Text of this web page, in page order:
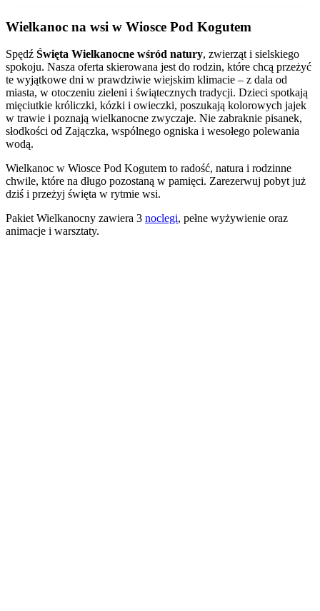
Wielkanoc na wsi w Wiosce Pod Kogutem
Spędź Święta Wielkanocne wśród natury, zwierząt i sielskiego
spokoju. Nasza oferta skierowana jest do rodzin, które chcą przeżyć
te wyjątkowe dni w prawdziwie wiejskim klimacie – z dala od
miasta, w otoczeniu zieleni i świątecznych tradycji. Dzieci spotkają
mięciutkie króliczki, kózki i owieczki, poszukają kolorowych jajek
w trawie i poznają wielkanocne zwyczaje. Nie zabraknie pisanek,
słodkości od Zajączka, wspólnego ogniska i wesołego polewania
wodą.
Wielkanoc w Wiosce Pod Kogutem to radość, natura i rodzinne
chwile, które na długo pozostaną w pamięci. Zarezerwuj pobyt już
dziś i przeżyj święta w rytmie wsi.
Pakiet Wielkanocny zawiera 3 noclegi, pełne wyżywienie oraz
animacje i warsztaty.